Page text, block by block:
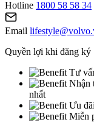
Hotline 1800 58 58 34
Email
Quyền lợi khi đăng ký
Tư
Nhận
nhất
Ưu
Miễn